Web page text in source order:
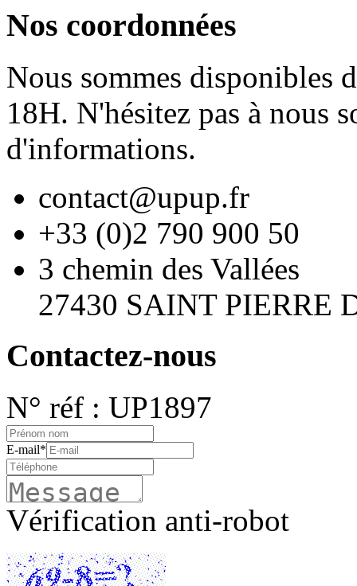
Nos coordonnées
Nous sommes disponibles
18H. N'hésitez pas à nous
d'informations.
contact@upup.fr
+33 (0)2 790 900 50
3 chemin des Vallées
27430 SAINT PIERRE
Contactez-nous
N° réf : UP1897
E-mail*
Vérification anti-robot